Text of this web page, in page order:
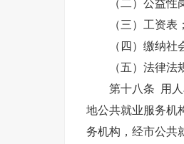
（二）公益性岗
（三）工资表
（四）缴纳社
（五）法律法规
第十八条 用人单
地公共就业服务机
务机构，经市公共